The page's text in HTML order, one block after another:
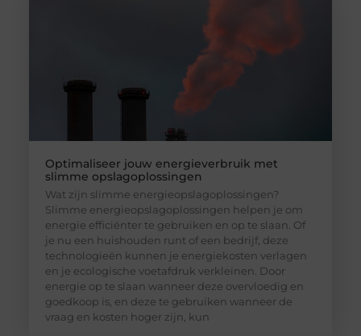
Optimaliseer jouw energieverbruik met
slimme opslagoplossingen
Wat zijn slimme energieopslagoplossingen?
Slimme energieopslagoplossingen helpen je om
energie efficiënter te gebruiken en op te slaan. Of
je nu een huishouden runt of een bedrijf, deze
technologieën kunnen je energiekosten verlagen
en je ecologische voetafdruk verkleinen. Door
energie op te slaan wanneer deze overvloedig en
goedkoop is, en deze te gebruiken wanneer de
vraag en kosten hoger zijn, kun